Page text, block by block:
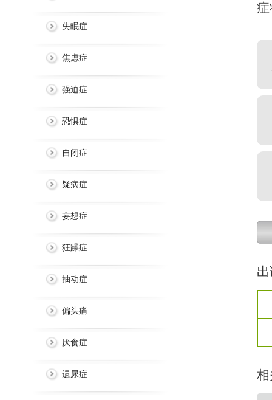
失眠症
焦虑症
强迫症
恐惧症
自闭症
疑病症
妄想症
狂躁症
抽动症
偏头痛
厌食症
遗尿症